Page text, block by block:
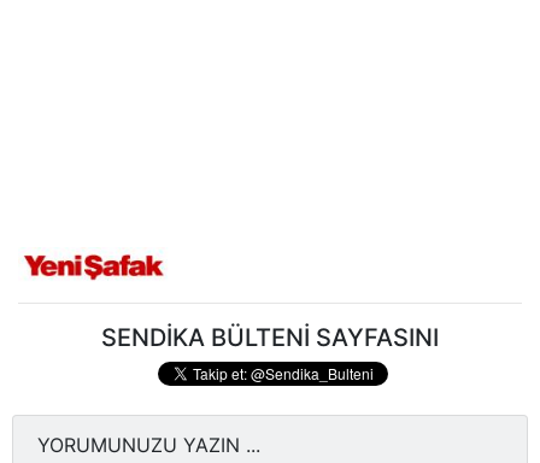
SENDİKA BÜLTENİ SAYFASINI
YORUMUNUZU YAZIN ...